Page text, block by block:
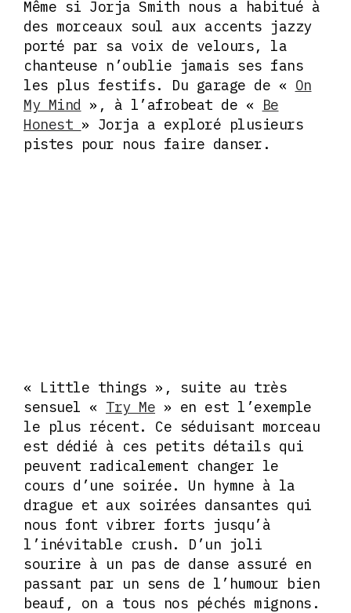
Même si Jorja Smith nous a habitué à
des morceaux soul aux accents jazzy
porté par sa voix de velours, la
chanteuse n’oublie jamais ses fans
les plus festifs. Du garage de « On
My Mind », à l’afrobeat de «
Be
Honest » Jorja a exploré plusieurs
pistes pour nous faire danser.
« Little things », suite au très
sensuel « Try Me » en est l’exemple
le plus récent. Ce séduisant morceau
est dédié à ces petits détails qui
peuvent radicalement changer le
cours d’une soirée. Un hymne à la
drague et aux soirées dansantes qui
nous font vibrer forts jusqu’à
l’inévitable crush. D’un joli
sourire à un pas de danse assuré en
passant par un sens de l’humour bien
beauf, on a tous nos péchés mignons.